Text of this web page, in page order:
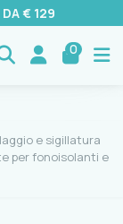
€ 129
0
e sigillatura
per fonoisolanti e